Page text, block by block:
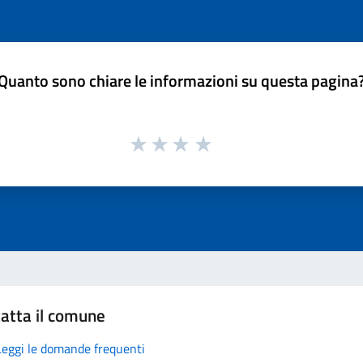
sono chiare le informazioni su questa
il comune
le domande frequenti